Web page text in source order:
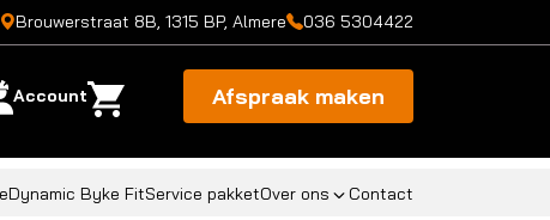
Brouwerstraat 8B, 1315 BP, Almere 036 5304422
Account Afspraak maken
Dynamic Byke FitService pakketOver ons Contact